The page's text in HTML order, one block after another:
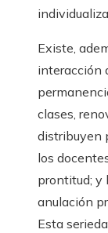
Existe,
interacción
clases,
distribuyen
los
prontitud; y
anulación
Esta